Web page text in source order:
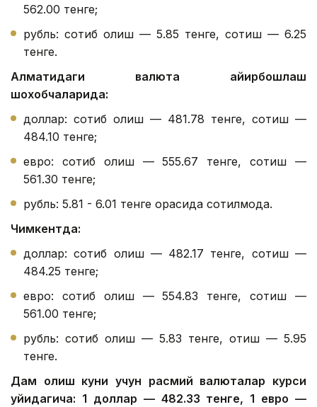
562.00 тенге;
рубль: сотиб олиш — 5.85 тенге, сотиш — 6.25
тенге.
Алматидаги валюта айирбошлаш
шохобчаларида:
доллар: сотиб олиш — 481.78 тенге, сотиш —
484.10 тенге;
евро: сотиб олиш — 555.67 тенге, сотиш —
561.30 тенге;
рубль: 5.81 - 6.01 тенге орасида сотилмоқда.
Чимкентда:
доллар: сотиб олиш — 482.17 тенге, сотиш —
484.25 тенге;
евро: сотиб олиш — 554.83 тенге, сотиш —
561.00 тенге;
рубль: сотиб олиш — 5.83 тенге, отиш — 5.95
тенге.
Дам олиш куни учун расмий валюталар курси
қуйидагича: 1 доллар — 482.33 тенге, 1 евро —